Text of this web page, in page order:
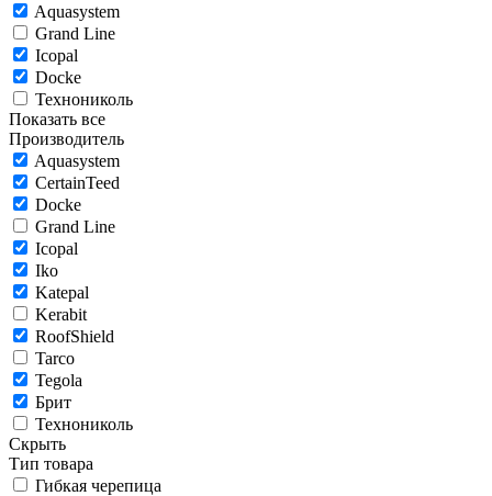
Aquasystem
Grand Line
Icopal
Docke
Технониколь
Показать все
Производитель
Aquasystem
CertainTeed
Docke
Grand Line
Icopal
Iko
Katepal
Kerabit
RoofShield
Tarco
Tegola
Брит
Технониколь
Скрыть
Тип товара
Гибкая черепица